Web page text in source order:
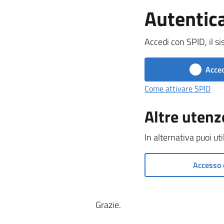
Accedi con SPID, il
Come attivare SPID
Altre
In alternativa puoi
Grazie.